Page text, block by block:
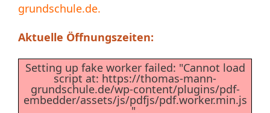
grundschule.de.
Aktuelle Öffnungszeiten:
Setting up fake worker failed: "Cannot load
script at: https://thomas-mann-
grundschule.de/wp-content/plugins/pdf-
embedder/assets/js/pdfjs/pdf.worker.min.js